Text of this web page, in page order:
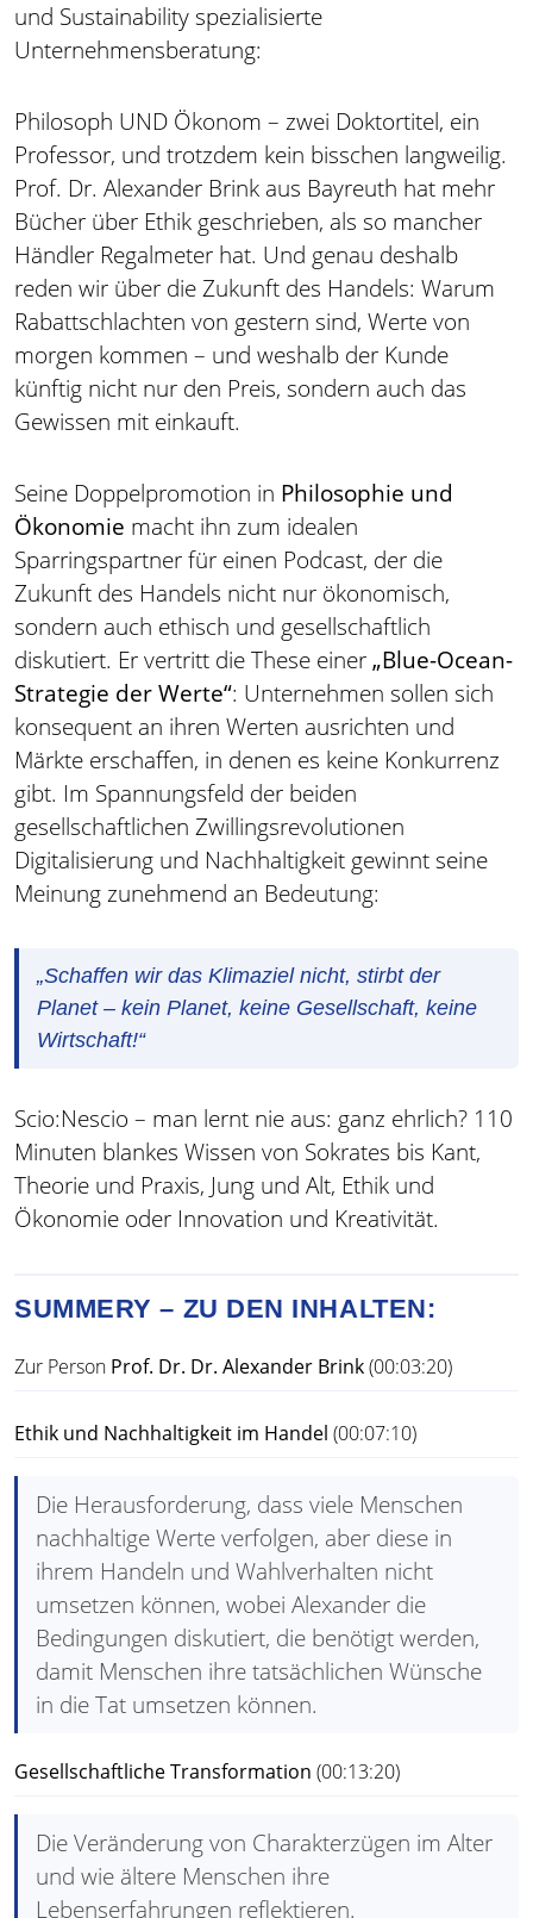
und Sustainability spezialisierte
Unternehmensberatung:
Philosoph UND Ökonom – zwei Doktortitel, ein
Professor, und trotzdem kein bisschen langweilig.
Prof. Dr. Alexander Brink aus Bayreuth hat mehr
Bücher über Ethik geschrieben, als so mancher
Händler Regalmeter hat. Und genau deshalb
reden wir über die Zukunft des Handels: Warum
Rabattschlachten von gestern sind, Werte von
morgen kommen – und weshalb der Kunde
künftig nicht nur den Preis, sondern auch das
Gewissen mit einkauft.
Seine Doppelpromotion in Philosophie und
Ökonomie macht ihn zum idealen
Sparringspartner für einen Podcast, der die
Zukunft des Handels nicht nur ökonomisch,
sondern auch ethisch und gesellschaftlich
diskutiert. Er vertritt die These einer„Blue-Ocean-
Strategie der Werte“: Unternehmen sollen sich
konsequent an ihren Werten ausrichten und
Märkte erschaffen, in denen es keine Konkurrenz
gibt. Im Spannungsfeld der beiden
gesellschaftlichen Zwillingsrevolutionen
Digitalisierung und Nachhaltigkeit gewinnt seine
Meinung zunehmend an Bedeutung:
„Schaffen wir das Klimaziel nicht, stirbt der
Planet – kein Planet, keine Gesellschaft, keine
Wirtschaft!“
Scio:Nescio – man lernt nie aus: ganz ehrlich? 110
Minuten blankes Wissen von Sokrates bis Kant,
Theorie und Praxis, Jung und Alt, Ethik und
Ökonomie oder Innovation und Kreativität.
SUMMERY – ZU DEN INHALTEN:
Zur Person Prof. Dr. Dr. Alexander Brink(00:03:20)
Ethik und Nachhaltigkeit im Handel (00:07:10)
Die Herausforderung, dass viele Menschen
nachhaltige Werte verfolgen, aber diese in
ihrem Handeln und Wahlverhalten nicht
umsetzen können, wobei Alexander die
Bedingungen diskutiert, die benötigt werden,
damit Menschen ihre tatsächlichen Wünsche
in die Tat umsetzen können.
Gesellschaftliche Transformation (00:13:20)
Die Veränderung von Charakterzügen im Alter
und wie ältere Menschen ihre
Lebenserfahrungen reflektieren.